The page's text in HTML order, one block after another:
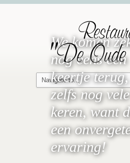
"De Oude
We komen
nog eens een
keertje
zelfs nog vele
keren, want
een
ervaring!